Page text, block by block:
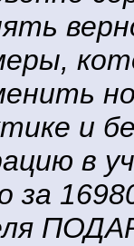
и
в
за